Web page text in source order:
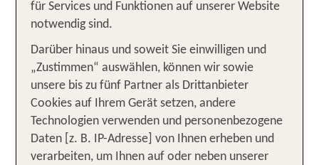
ZuGroßbritannienzählen das Königreich
England, Wales
wobei umgangssprachlichEnglandoftmals mit
Großbritannien gleichgesetzt wird. Großbritannien
erwartet Dich mit einer Fülle von
Sehenswürdigkeiten: Entdecke mit TUI die
einmaligen Landschaften Großbritanniens, die
rauhen und sanften Küstenstriche, die grünen
Wiesen, die Highlands im Norden der Insel mit
für Services und Funktionen auf unserer Website
notwendig sind.
Darüber hinaus und soweit Sie einwilligen und
„Zustimmen“ auswählen, können wir sowie
unsere bis zu fünf Partner als Drittanbieter
Cookies auf Ihrem Gerät setzen, andere
Technologien verwenden und personenbezogene
Daten [z. B. IP-Adresse] von Ihnen erheben und
verarbeiten, um Ihnen auf oder neben unserer